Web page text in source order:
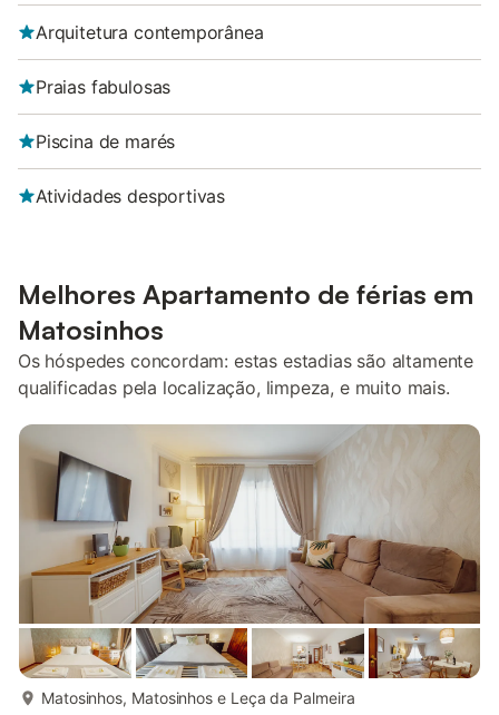
Arquitetura contemporânea
Praias fabulosas
Piscina de marés
Atividades desportivas
Melhores Apartamento de férias em
Matosinhos
Os hóspedes concordam: estas estadias são altamente
qualificadas pela localização, limpeza, e muito mais.
Matosinhos, Matosinhos e Leça da Palmeira